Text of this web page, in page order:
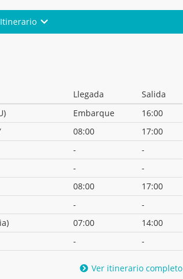
Itinerario
Llegada
Salida
Embarque
16:00
08:00
17:00
-
-
-
-
08:00
17:00
-
-
07:00
14:00
- -
Ver itinerario completo